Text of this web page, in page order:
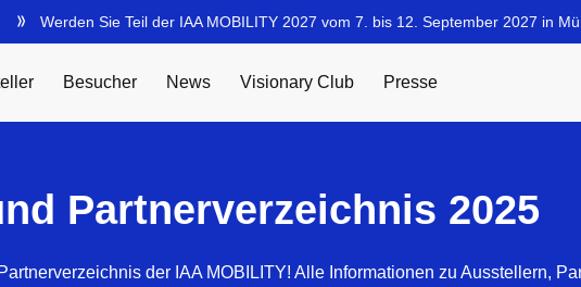
Partnerverzeichnis 2025
der IAA MOBILITY! Alle Informationen zu Ausstellern,